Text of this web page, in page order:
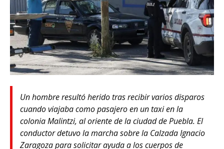
Un hombre resultó herido tras recibir varios disparos
cuando viajaba como pasajero en un taxi en la
colonia Malintzi, al oriente de la ciudad de Puebla. El
conductor detuvo la marcha sobre la Calzada Ignacio
Zaragoza para solicitar ayuda a los cuerpos de